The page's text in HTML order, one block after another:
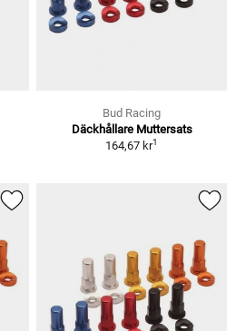
Bud Racing
Däckhållare Muttersats
164,67 kr1